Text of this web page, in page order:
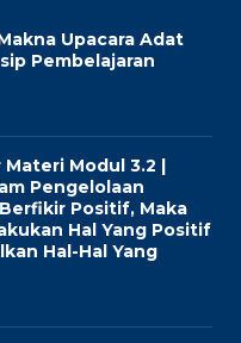
Upacara Adat
Pembelajaran
Modul 3.2 |
Pengelolaan
Positif, Maka
Hal Yang Positif
Hal-Hal Yang